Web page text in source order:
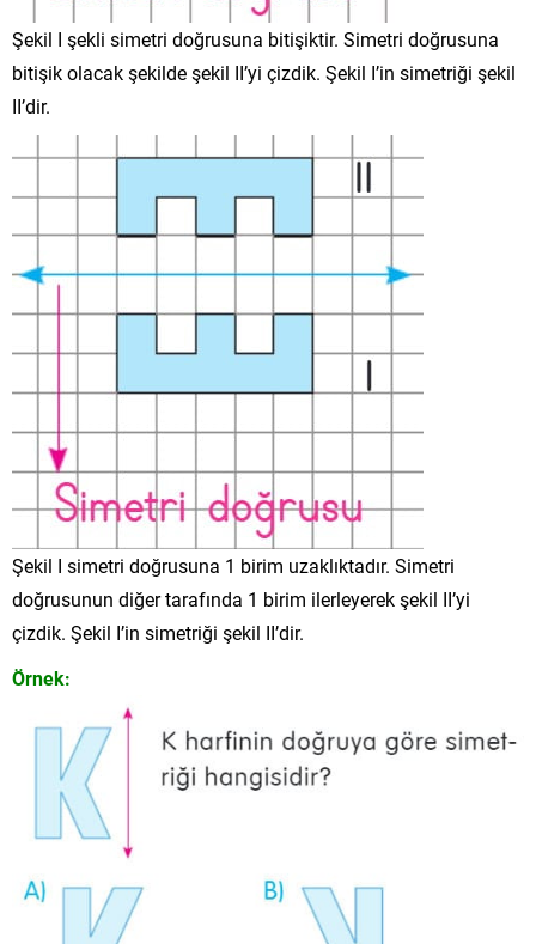
Şekil I şekli simetri doğrusuna bitişiktir. Simetri doğrusuna
bitişik olacak şekilde şekil II’yi çizdik. Şekil I’in simetriği şekil
II’dir.
Şekil I simetri doğrusuna 1 birim uzaklıktadır. Simetri
doğrusunun diğer tarafında 1 birim ilerleyerek şekil II’yi
çizdik. Şekil I’in simetriği şekil II’dir.
Örnek: